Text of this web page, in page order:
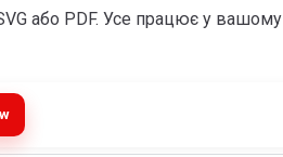
SVG або PDF. Усе працює у вашому